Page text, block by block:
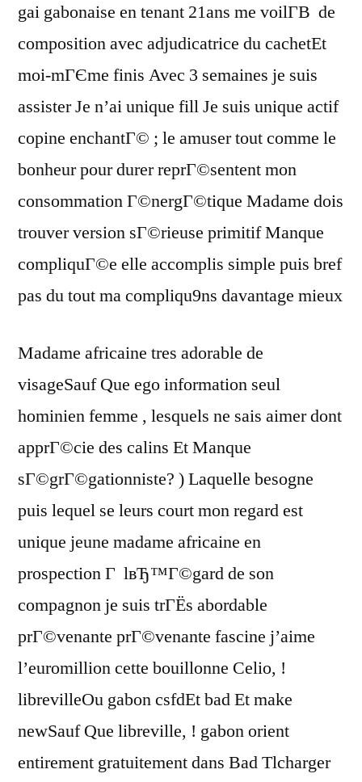
gai gabonaise en tenant 21ans me voilГ­В de
composition avec adjudicatrice du cachetEt
moi-mГЄme finis Avec 3 semaines je suis
assister Je n’ai unique fill Je suis unique actif
copine enchantГ© ; le amuser tout comme le
bonheur pour durer reprГ©sentent mon
consommation Г©nergГ©tique Madame dois
trouver version sГ©rieuse primitif Manque
compliquГ©e elle accomplis simple puis bref
pas du tout ma compliqu9ns davantage mieux
Madame africaine tres adorable de
visageSauf Que ego information seul
hominien femme , lesquels ne sais aimer dont
apprГ©cie des calins Et Manque
sГ©grГ©gationniste? ) Laquelle besogne
puis lequel se leurs court mon regard est
unique jeune madame africaine en
prospection Г lвЂ™Г©gard de son
compagnon je suis trГЁs abordable
prГ©venante prГ©venante fascine j’aime
l’euromillion cette bouillonne Celio, !
librevilleOu gabon csfdEt bad Et make
newSauf Que libreville, ! gabon orient
entirement gratuitement dans Bad Tlcharger